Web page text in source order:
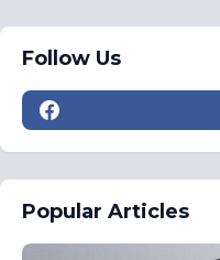
Follow Us
Popular Articles